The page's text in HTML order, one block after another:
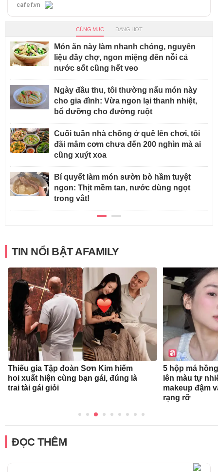
cafef.vn
CÙNG MỤC ĐANG HOT
Món ăn này làm nhanh chóng, nguyên
liệu đầy chợ, ngon miệng đến nỗi cả
nước sốt cũng hết veo
Ngày đầu thu, tôi thường nấu món này
cho gia đình: Vừa ngon lại thanh nhiệt,
bổ dưỡng cho đường ruột
Cuối tuần nhà chồng ở quê lên chơi, tôi
đãi mâm cơm chưa đến 200 nghìn mà ai
cũng xuýt xoa
Bí quyết làm món sườn bò hầm tuyệt
ngon: Thịt mềm tan, nước dùng ngọt
trong vắt!
TIN NỔI BẬT AFAMILY
Thiếu gia Tập đoàn Sơn Kim hiếm
hoi xuất hiện cùng bạn gái, đúng là
trai tài gái giỏi
5 hộp má
lên màu tự
makeup đậm
rạng rỡ
ĐỌC THÊM